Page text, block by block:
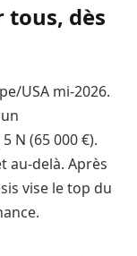
tous, dès
USA mi-2026.
N (65 000 €).
au-delà. Après
vise le top du